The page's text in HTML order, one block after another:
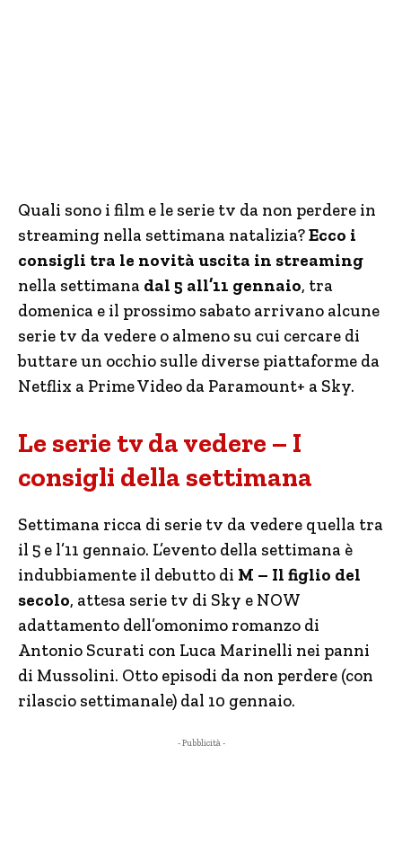
Quali sono i film e le serie tv da non perdere in
streaming nella settimana natalizia?Ecco i
consigli tra le novità uscita in streaming
nella settimana dal 5 all’11 gennaio, tra
domenica e il prossimo sabato arrivano alcune
serie tv da vedere o almeno su cui cercare di
buttare un occhio sulle diverse piattaforme da
Netflix a Prime Video da Paramount+ a Sky.
Le serie tv da vedere – I
consigli della settimana
Settimana ricca di serie tv da vedere quella tra
il 5 e l’11 gennaio. L’evento della settimana è
indubbiamente il debutto di M – Il figlio del
secolo, attesa serie tv di Sky e NOW
adattamento dell’omonimo romanzo di
Antonio Scurati con Luca Marinelli nei panni
di Mussolini. Otto episodi da non perdere (con
rilascio settimanale) dal 10 gennaio.
- Pubblicità -